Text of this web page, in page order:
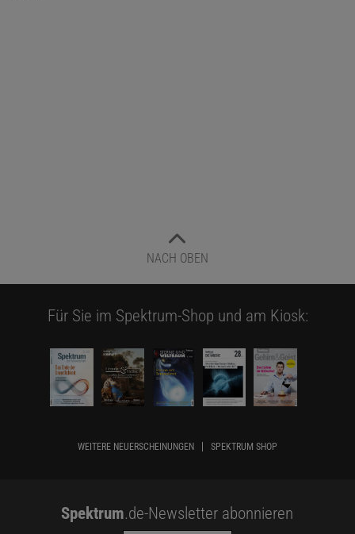
NACH OBEN
Für Sie im Spektrum-Shop und am Kiosk:
WEITERE NEUERSCHEINUNGEN SPEKTRUM SHOP
Spektrum.de-Newsletter abonnieren